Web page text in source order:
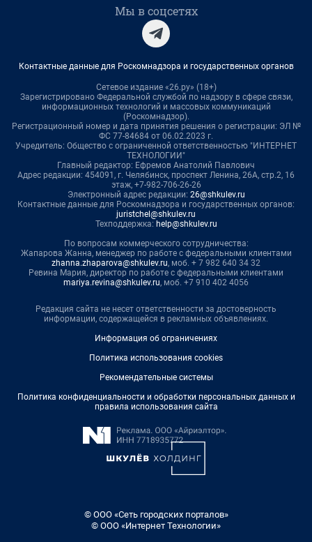
Мы в соцсетях
Контактные данные для Роскомнадзора и государственных органов
Сетевое издание «26.ру» (18+)
Зарегистрировано Федеральной службой по надзору в сфере связи,
информационных технологий и массовых коммуникаций
(Роскомнадзор).
Регистрационный номер и дата принятия решения о регистрации: ЭЛ №
ФС 77-84684 от 06.02.2023 г.
Учредитель: Общество с ограниченной ответственностью "ИНТЕРНЕТ
ТЕХНОЛОГИИ"
Главный редактор: Ефремов Анатолий Павлович
Адрес редакции: 454091, г. Челябинск, проспект Ленина, 26А, стр.2, 16
этаж, +7-982-706-26-26
Электронный адрес редакции: 26@shkulev.ru
Контактные данные для Роскомнадзора и государственных органов:
juristchel@shkulev.ru
Техподдержка: help@shkulev.ru
По вопросам коммерческого сотрудничества:
Жапарова Жанна, менеджер по работе с федеральными клиентами
zhanna.zhaparova@shkulev.ru, моб. + 7 982 640 34 32
Ревина Мария, директор по работе с федеральными клиентами
mariya.revina@shkulev.ru, моб. +7 910 402 4056
Редакция сайта не несет ответственности за достоверность
информации, содержащейся в рекламных объявлениях.
Информация об ограничениях
Политика использования cookies
Рекомендательные системы
Политика конфиденциальности и обработки персональных данных и
правила использования сайта
© ООО «Сеть городских порталов»
© ООО «Интернет Технологии»